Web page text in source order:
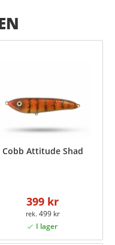
Cobb Attitude Shad
399 kr
499 kr